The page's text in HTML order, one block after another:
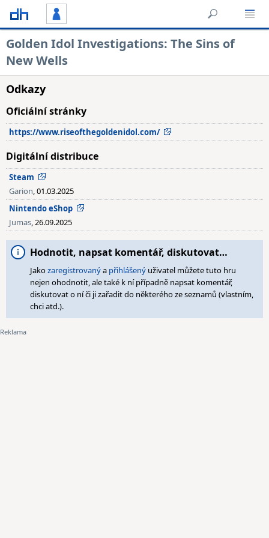
Golden Idol Investigations: The Sins of
New Wells
Odkazy
Oficiální stránky
https://www.riseofthegoldenidol.com/
Digitální distribuce
Steam
Garion, 01.03.2025
Nintendo eShop
Jumas, 26.09.2025
Hodnotit, napsat komentář, diskutovat…
Jakozaregistrovanýa přihlášený uživatel můžete tuto hru
nejen ohodnotit, ale také k ní případně napsat komentář,
diskutovat o ní či ji zařadit do některého ze seznamů (vlastním,
chci atd.).